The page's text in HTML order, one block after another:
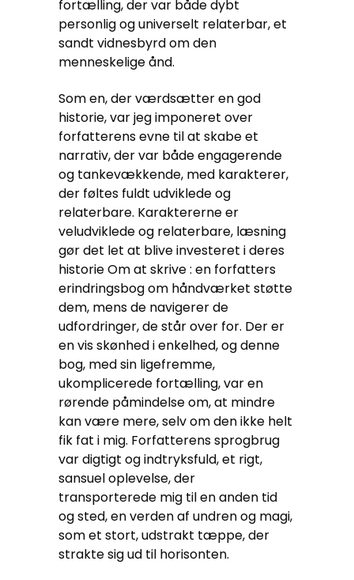
fortælling, der var både dybt
personlig og universelt relaterbar, et
sandt vidnesbyrd om den
menneskelige ånd.
Som en, der værdsætter en god
historie, var jeg imponeret over
forfatterens evne til at skabe et
narrativ, der var både engagerende
og tankevækkende, med karakterer,
der føltes fuldt udviklede og
relaterbare. Karaktererne er
veludviklede og relaterbare, læsning
gør det let at blive investeret i deres
historie Om at skrive : en forfatters
erindringsbog om håndværket støtte
dem, mens de navigerer de
udfordringer, de står over for. Der er
en vis skønhed i enkelhed, og denne
bog, med sin ligefremme,
ukomplicerede fortælling, var en
rørende påmindelse om, at mindre
kan være mere, selv om den ikke helt
fik fat i mig. Forfatterens sprogbrug
var digtigt og indtryksfuld, et rigt,
sansuel oplevelse, der
transporterede mig til en anden tid
og sted, en verden af undren og magi,
som et stort, udstrakt tæppe, der
strakte sig ud til horisonten.